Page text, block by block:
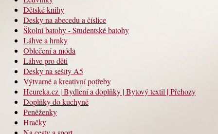
Dětské knihy
Desky na abecedu a číslice
Školní batohy - Studentské batohy
Láhve a hrnky
Oblečení a móda
Láhve pro děti
Desky na sešity A5
Výtvarné a kreativní potřeby
Heureka.cz | Bydlení a doplňky | Bytový textil | Přehozy
Doplňky do kuchyně
Peněženky
Hračky